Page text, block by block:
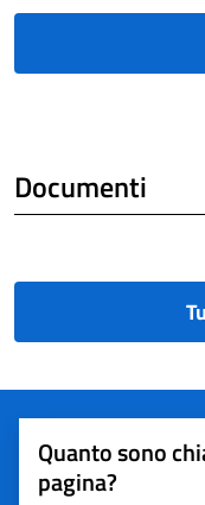
Documenti
Quanto sono
pagina?